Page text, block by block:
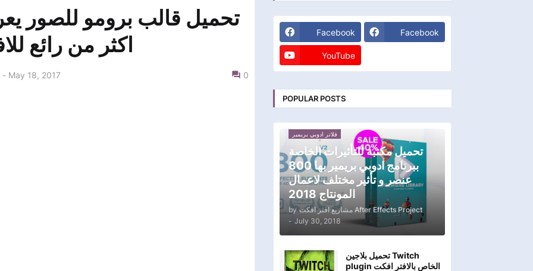
تحميل قالب برومو للصور
اكثر من رائع
- May 18, 2017 0
Facebook Facebook
YouTube
POPULAR POSTS
فلاتر ادوبي بريمير
تحميل مكتبة للتأثيرات الخاصة
ببرنامج ادوبي بريمير بها 800
عنصر و تأثير مختلف لاعمال
المونتاج 2018
by
مشاريع افتر افكت After Effects Project
- July 30, 2018
تحميل بلاجين Twitch
plugin الخاص بالافتر افكت